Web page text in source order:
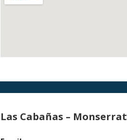
Las Cabañas – Monserrat